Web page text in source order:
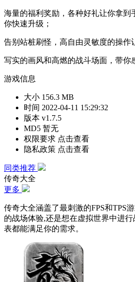
海量的福利奖励，各种好礼让你拿到
你快速升级；
告别站桩刷怪，高自由灵敏度的操作
写实的画风和高燃的战斗场面，带你
游戏信息
大小 156.3 MB
时间 2022-04-11 15:29:32
版本 v1.7.5
MD5 暂无
权限要求 点击查看
隐私政策 点击查看
同类推荐
传奇大全
更多
传奇大全涵盖了最刺激的FPS和TPS
的战场体验,还是想在虚拟世界中进
表都能满足你的需求。